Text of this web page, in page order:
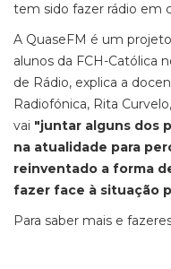
tem sido fazer rádio em
A QuaseFM é um
alunos da FCH-Católica
de Rádio, explica a
Radiofónica, Rita
vai "juntar alguns dos
na atualidade para
reinventado a forma
fazer face à situação
Para saber mais e